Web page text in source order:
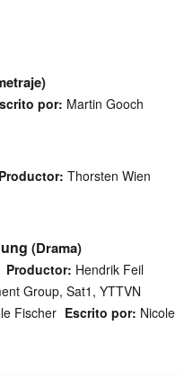
por: Martin Gooch
Productor: Thorsten Wien
(Drama)
Productor: Hendrik Feil
Group, Sat1, YTTVN
Fischer Escrito por: Nicole